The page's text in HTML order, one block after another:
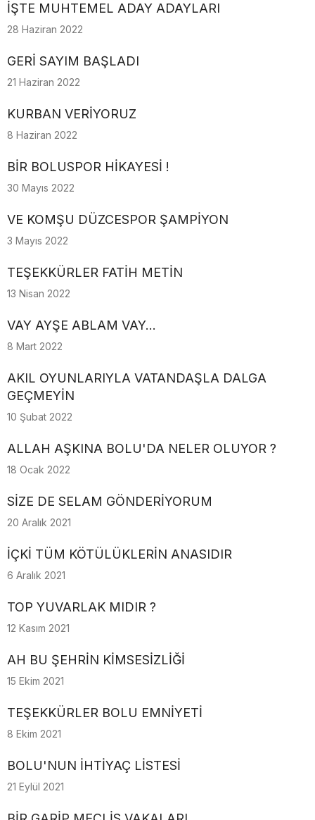
İŞTE MUHTEMEL ADAY ADAYLARI
28 Haziran 2022
GERİ SAYIM BAŞLADI
21 Haziran 2022
KURBAN VERİYORUZ
8 Haziran 2022
BİR BOLUSPOR HİKAYESİ !
30 Mayıs 2022
VE KOMŞU DÜZCESPOR ŞAMPİYON
3 Mayıs 2022
TEŞEKKÜRLER FATİH METİN
13 Nisan 2022
VAY AYŞE ABLAM VAY...
8 Mart 2022
AKIL OYUNLARIYLA VATANDAŞLA DALGA
GEÇMEYİN
10 Şubat 2022
ALLAH AŞKINA BOLU'DA NELER OLUYOR ?
18 Ocak 2022
SİZE DE SELAM GÖNDERİYORUM
20 Aralık 2021
İÇKİ TÜM KÖTÜLÜKLERİN ANASIDIR
6 Aralık 2021
TOP YUVARLAK MIDIR ?
12 Kasım 2021
AH BU ŞEHRİN KİMSESİZLİĞİ
15 Ekim 2021
TEŞEKKÜRLER BOLU EMNİYETİ
8 Ekim 2021
BOLU'NUN İHTİYAÇ LİSTESİ
21 Eylül 2021